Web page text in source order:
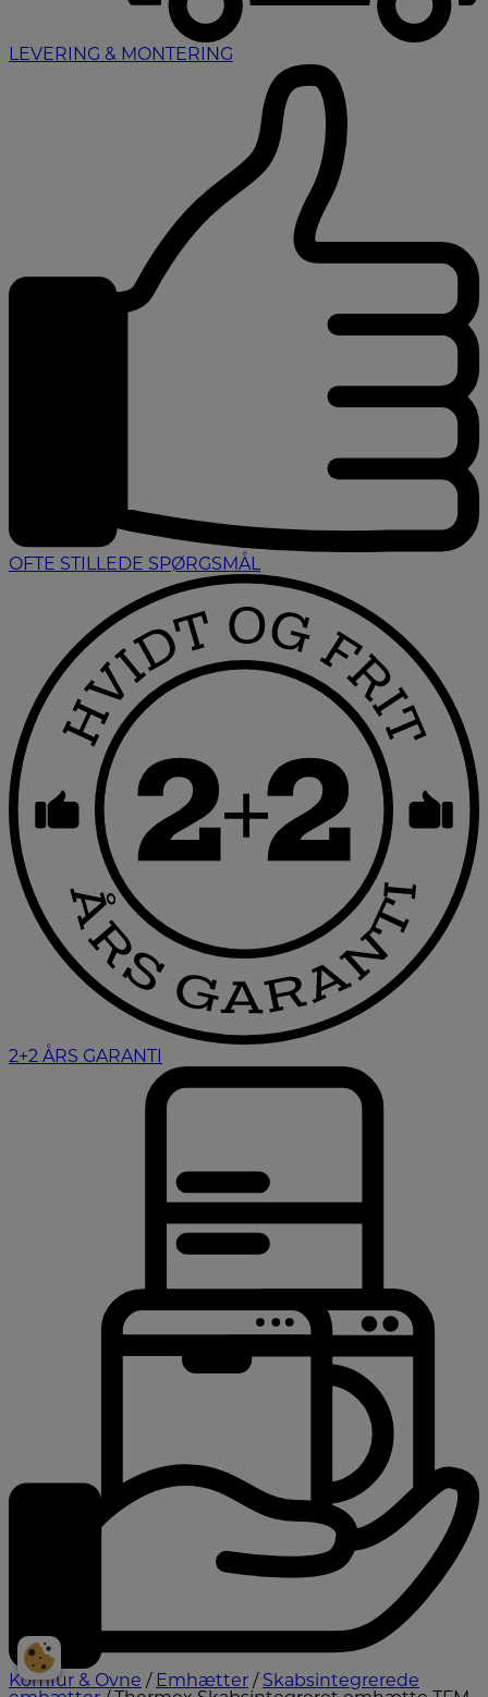
LEVERING & MONTERING
OFTE STILLEDE SPØRGSMÅL
2+2 ÅRS GARANTI
Komfur & Ovne / Emhætter / Skabsintegrerede